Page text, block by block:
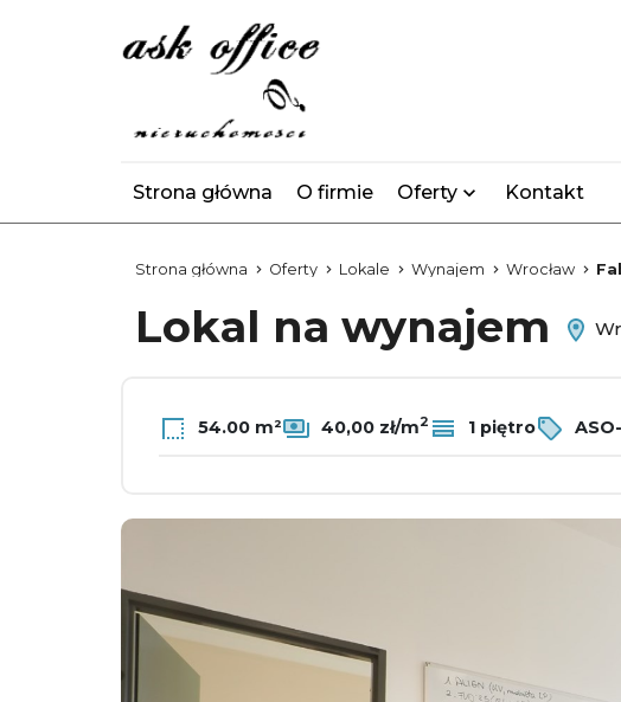
Strona główna O firmie Oferty Kontakt
Strona główna Oferty Lokale Wynajem Wrocław
Lokal na wynajem
54.00 m² 40,00 zł/m2 1 piętro